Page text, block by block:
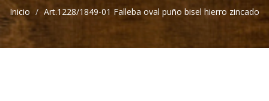
Inicio Art.1228/1849-01 Falleba oval puño bisel hierro zincado